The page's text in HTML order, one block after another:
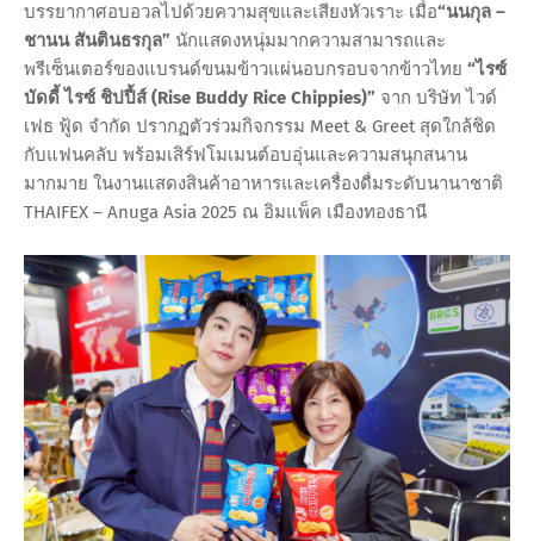
บรรยากาศอบอวลไปด้วยความสุขและเสียงหัวเราะ เมื่อ“นนกุล –
ชานน สันตินธรกุล” นักแสดงหนุ่มมากความสามารถและ
พรีเซ็นเตอร์ของแบรนด์ขนมข้าวแผ่นอบกรอบจากข้าวไทย “ไรซ์
บัดดี้ ไรซ์ ชิปปี้ส์ (Rise Buddy Rice Chippies)” จาก บริษัท ไวด์
เฟธ ฟู้ด จำกัด ปรากฏตัวร่วมกิจกรรม Meet & Greet สุดใกล้ชิด
กับแฟนคลับ พร้อมเสิร์ฟโมเมนต์อบอุ่นและความสนุกสนาน
มากมาย ในงานแสดงสินค้าอาหารและเครื่องดื่มระดับนานาชาติ
THAIFEX – Anuga Asia 2025 ณ อิมแพ็ค เมืองทองธานี